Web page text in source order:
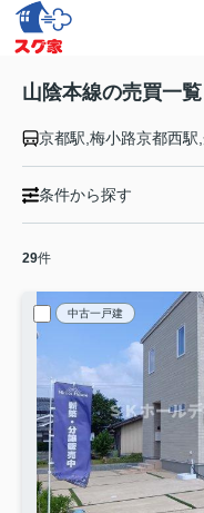
山陰本線の売買一覧
条件から探す
29件
中古一戸建